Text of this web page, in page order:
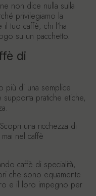
non dice nulla sulla
privilegiamo la
il tuo caffè, chi l'ha
su un pacchetto.
di
più di una semplice
supporta pratiche etiche,
Scopri una ricchezza di
nel caffè
caffè di specialità,
che sono equamente
e il loro impegno per